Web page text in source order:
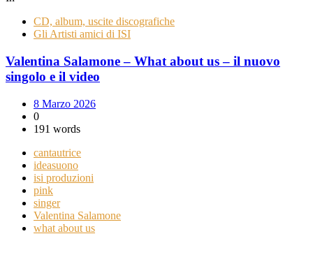
CD, album, uscite discografiche
Gli Artisti amici di ISI
Valentina Salamone – What about us – il nuovo
singolo e il video
8 Marzo 2026
0
191 words
cantautrice
ideasuono
isi produzioni
pink
singer
Valentina Salamone
what about us